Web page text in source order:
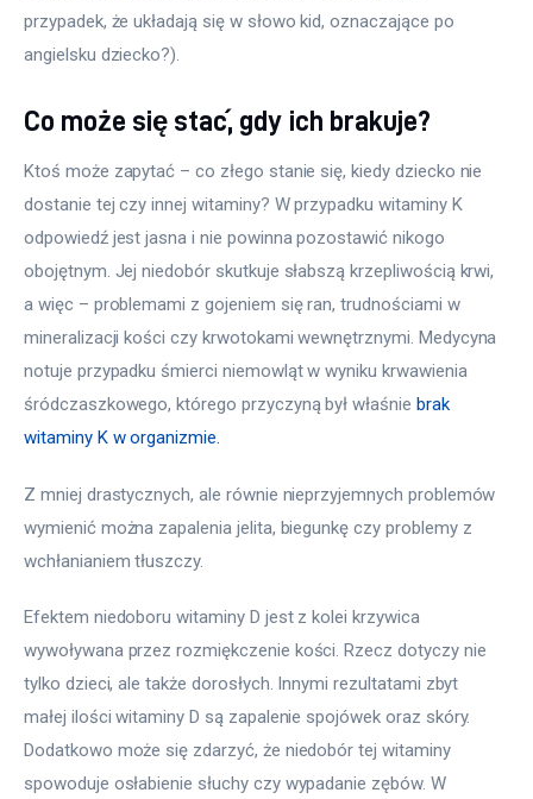
przypadek, że układają się w słowo kid, oznaczające po
angielsku dziecko?).
Co może się stać, gdy ich brakuje?
Ktoś może zapytać – co złego stanie się, kiedy dziecko nie
dostanie tej czy innej witaminy? W przypadku witaminy K
odpowiedź jest jasna i nie powinna pozostawić nikogo
obojętnym. Jej niedobór skutkuje słabszą krzepliwością krwi,
a więc – problemami z gojeniem się ran, trudnościami w
mineralizacji kości czy krwotokami wewnętrznymi. Medycyna
notuje przypadku śmierci niemowląt w wyniku krwawienia
śródczaszkowego, którego przyczyną był właśnie brak
witaminy K w organizmie.
Z mniej drastycznych, ale równie nieprzyjemnych problemów
wymienić można zapalenia jelita, biegunkę czy problemy z
wchłanianiem tłuszczy.
Efektem niedoboru witaminy D jest z kolei krzywica
wywoływana przez rozmiękczenie kości. Rzecz dotyczy nie
tylko dzieci, ale także dorosłych. Innymi rezultatami zbyt
małej ilości witaminy D są zapalenie spojówek oraz skóry.
Dodatkowo może się zdarzyć, że niedobór tej witaminy
spowoduje osłabienie słuchy czy wypadanie zębów. W